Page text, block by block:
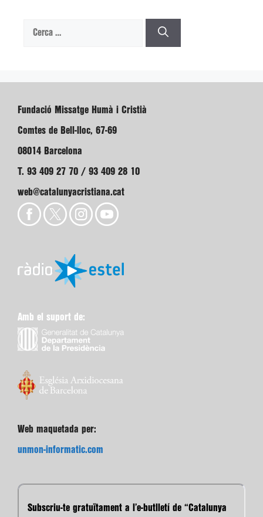
Cerca:
Fundació Missatge Humà i Cristià
Comtes de Bell-lloc, 67-69
08014 Barcelona
T. 93 409 27 70 / 93 409 28 10
web@catalunyacristiana.cat
Amb el suport de:
Web maquetada per:
unmon-informatic.com
Subscriu-te gratuïtament a l’e-butlletí de “Catalunya